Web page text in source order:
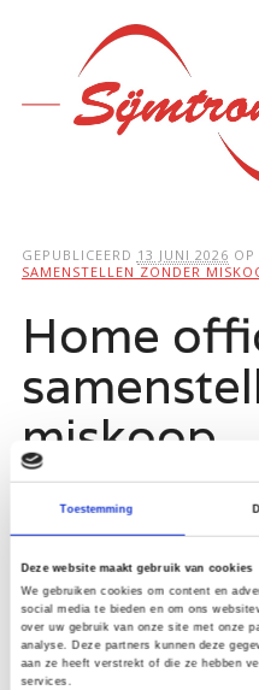
Toestemming
Deze website maakt gebruik van cookies
We gebruiken cookies om content en
social media te bieden en om ons
over uw gebruik van onze site met onze
analyse. Deze partners kunnen deze
aan ze heeft verstrekt of die ze hebben
services.
Hoofdmenu
GEPUBLICEERD 13 JUNI 2026 OP
SAMENSTELLEN ZONDER
Home
miskoop